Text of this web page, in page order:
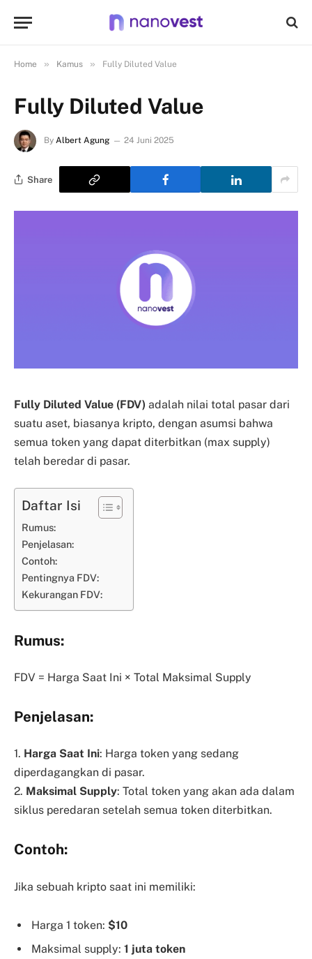
Home » Kamus » Fully Diluted Value
Fully Diluted Value
By Albert Agung 24 Juni 2025
Share
Fully Diluted Value (FDV) adalah nilai total pasar dari
suatu aset, biasanya kripto, dengan asumsi bahwa
semua token yang dapat diterbitkan (max supply)
telah beredar di pasar.
Daftar Isi
Rumus:
Penjelasan:
Contoh:
Pentingnya FDV:
Kekurangan FDV:
Rumus:
FDV = Harga Saat Ini × Total Maksimal Supply
Penjelasan:
1. Harga Saat Ini: Harga token yang sedang
diperdagangkan di pasar.
2. Maksimal Supply: Total token yang akan ada dalam
siklus peredaran setelah semua token diterbitkan.
Contoh:
Jika sebuah kripto saat ini memiliki:
Harga 1 token: $10
Maksimal supply: 1 juta token